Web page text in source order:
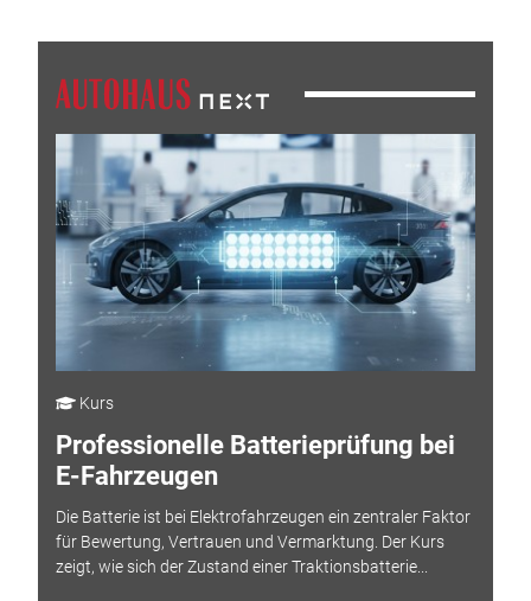
Kurs
Professionelle Batterieprüfung bei
E-Fahrzeugen
Die Batterie ist bei Elektrofahrzeugen ein zentraler Faktor
für Bewertung, Vertrauen und Vermarktung. Der Kurs
zeigt, wie sich der Zustand einer Traktionsbatterie...